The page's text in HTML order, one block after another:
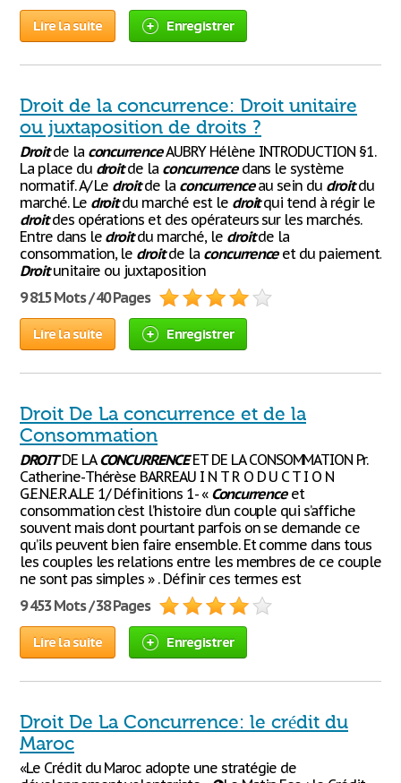
Lire la suite Enregistrer
Droit de la concurrence: Droit unitaire
ou juxtaposition de droits ?
Droitde la concurrenceAUBRY Hélène INTRODUCTION §1.
La place du droitde la concurrencedans le système
normatif. A/ Le droitde la concurrenceau sein du droitdu
marché. Le droitdu marché est le droitqui tend à régir le
droitdes opérations et des opérateurs sur les marchés.
Entre dans le droitdu marché, le droitde la
consommation, le droitde la concurrenceet du paiement.
Droitunitaire ou juxtaposition
9 815 Mots / 40 Pages
Lire la suite Enregistrer
Droit De La concurrence et de la
Consommation
DROITDE LACONCURRENCEET DE LA CONSOMMATION Pr.
Catherine-Thérèse BARREAU I N T R O D U C T I O N
G.E.N.E.R.A.L.E 1/ Définitions 1- « Concurrenceet
consommation c’est l’histoire d’un couple qui s’affiche
souvent mais dont pourtant parfois on se demande ce
qu’ils peuvent bien faire ensemble. Et comme dans tous
les couples les relations entre les membres de ce couple
ne sont pas simples » . Définir ces termes est
9 453 Mots / 38 Pages
Lire la suite Enregistrer
Droit De La Concurrence: le crédit du
Maroc
«Le Crédit du Maroc adopte une stratégie de